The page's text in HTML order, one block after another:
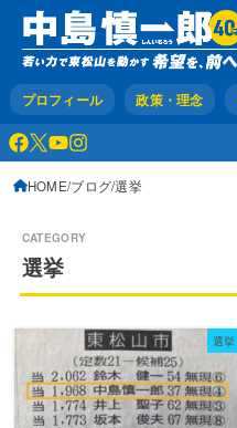
プロフィール 政策・理念
HOME ブログ 選挙
選挙
選挙